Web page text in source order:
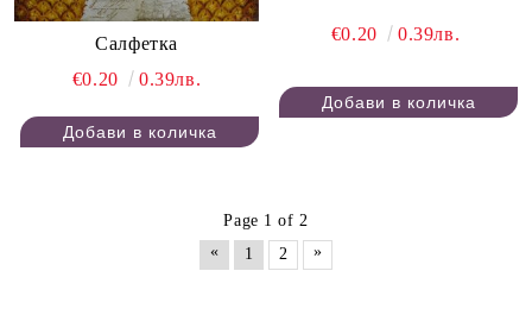
Салфетка
€0.20
0.39лв.
€0.20 0.39лв.
Page 1 of 2
«
1 2 »